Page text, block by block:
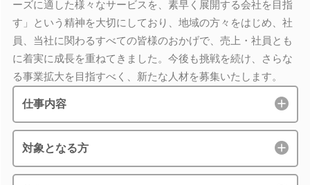
ーズに適した様々なサービスを、素早く展開する会社を目指
す」という精神を大切にしており、地域の方々をはじめ、社
員、当社に関わるすべての皆様のおかげで、売上・社員とも
に着実に成長を重ねてきました。今後も挑戦を続け、さらな
る事業拡大を目指すべく、新たな人材を募集いたします。
仕事内容
対象となる方